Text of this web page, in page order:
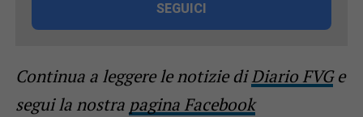
SEGUICI
Continua a leggere le notizie diDiario FVGe
segui la nostra pagina Facebook